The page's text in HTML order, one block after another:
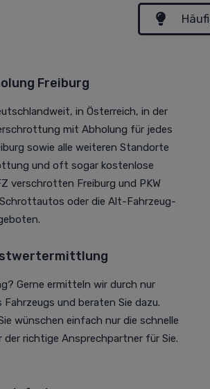
Freiburg
in Österreich, in der
mit Abholung für jedes
sowie alle weiteren Standorte
und oft sogar kostenlose
verschrotten Freiburg und PKW
oder die Alt-Fahrzeug-
Gerne ermitteln wir durch nur
und beraten Sie dazu.
wünschen einfach nur die schnelle
richtige Ansprechpartner für Sie.